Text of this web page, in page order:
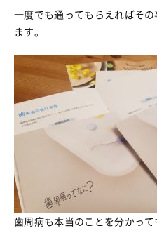
一度でも通ってもらえればそ
ます。
歯周病も本当のことを分かっ